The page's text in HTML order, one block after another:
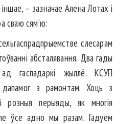
іншае, – зазначае Алена Лотах і
сваю сям’ю:
слесарам
абсталявання. Два гады
гаспадаркі жыллё. КСУП
дапамог з рамонтам. Хоць з
розныя перыяды, як многія
ўсё адно мы разам. Гадуем